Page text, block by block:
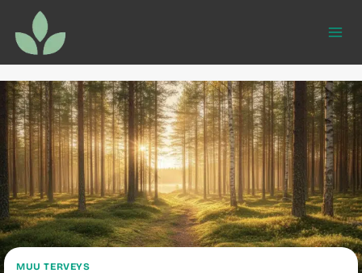
sisältöön
MUU TERVEYS